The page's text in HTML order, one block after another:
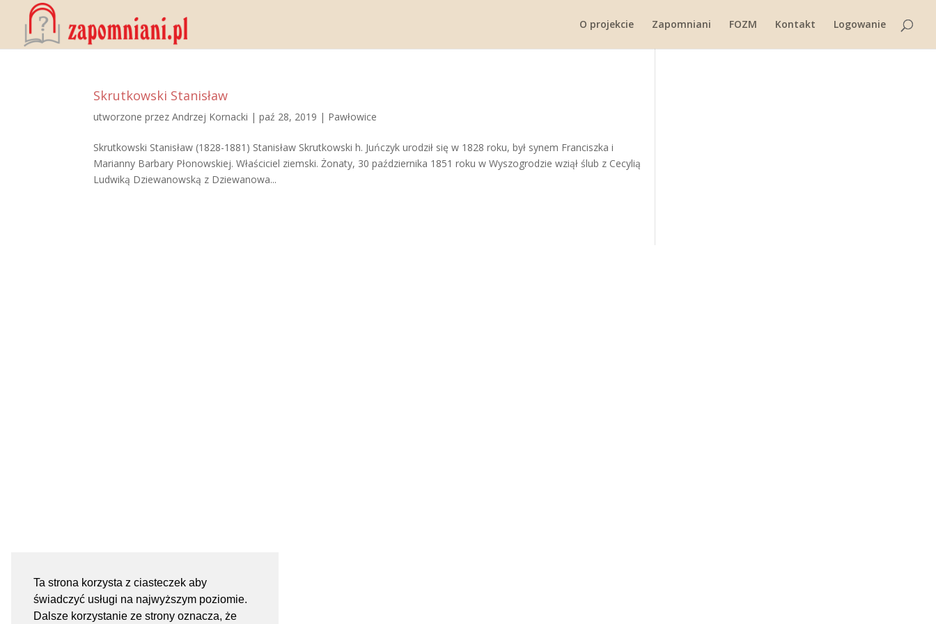
Ta strona korzysta z ciasteczek aby
świadczyć usługi na najwyższym poziomie.
Dalsze korzystanie ze strony oznacza, że
O projekcie Zapomniani FOZM Kontakt Logowanie
Skrutkowski Stanisław
utworzone przezAndrzej Kornacki |paź 28, 2019 | Pawłowice
Skrutkowski Stanisław (1828-1881) Stanisław Skrutkowski h. Juńczyk urodził się w 1828 roku, był synem Franciszka i
Marianny Barbary Płonowskiej. Właściciel ziemski. Żonaty, 30 października 1851 roku w Wyszogrodzie wziął ślub z Cecylią
Ludwiką Dziewanowską z Dziewanowa...